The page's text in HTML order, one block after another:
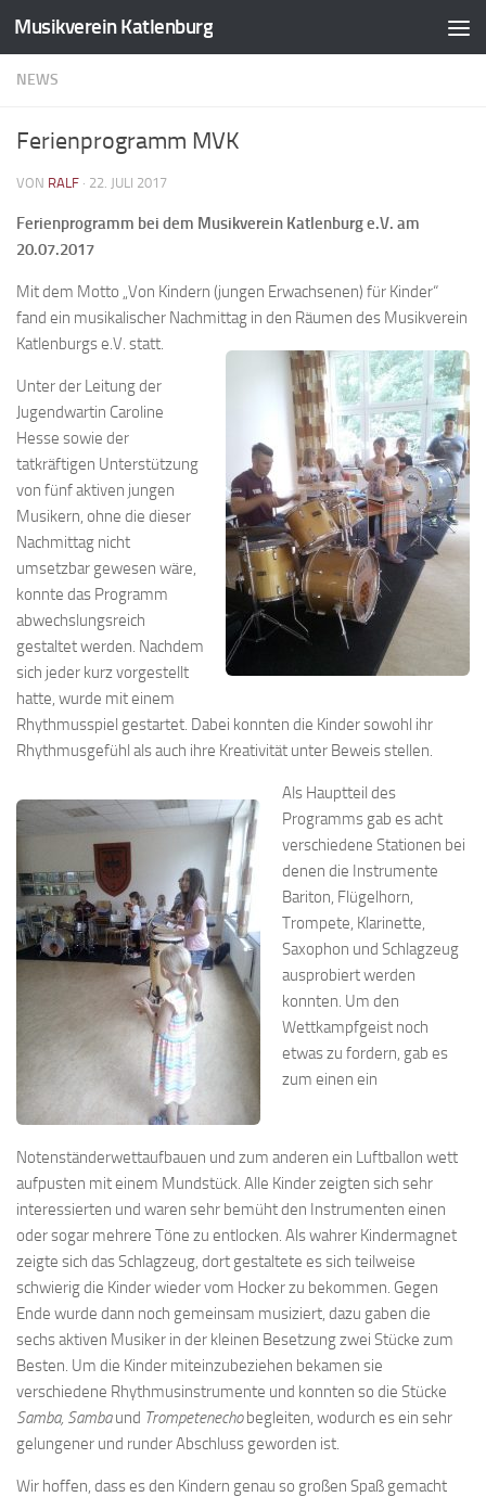
Zum Inhalt springen
Musikverein Katlenburg
NEWS
Ferienprogramm MVK
VON RALF · 22. JULI 2017
Ferienprogramm bei dem Musikverein Katlenburg e.V. am
20.07.2017
Mit dem Motto „Von Kindern (jungen Erwachsenen) für Kinder“
fand ein musikalischer Nachmittag in den Räumen des Musikverein
Katlenburgs e.V. statt.
Unter der Leitung der
Jugendwartin Caroline
Hesse sowie der
tatkräftigen Unterstützung
von fünf aktiven jungen
Musikern, ohne die dieser
Nachmittag nicht
umsetzbar gewesen wäre,
konnte das Programm
abwechslungsreich
gestaltet werden. Nachdem
sich jeder kurz vorgestellt
hatte, wurde mit einem
Rhythmusspiel gestartet. Dabei konnten die Kinder sowohl ihr
Rhythmusgefühl als auch ihre Kreativität unter Beweis stellen.
Als Hauptteil des
Programms gab es acht
verschiedene Stationen bei
denen die Instrumente
Bariton, Flügelhorn,
Trompete, Klarinette,
Saxophon und Schlagzeug
ausprobiert werden
konnten. Um den
Wettkampfgeist noch
etwas zu fordern, gab es
zum einen ein
Notenständerwettaufbauen und zum anderen ein Luftballon wett
aufpusten mit einem Mundstück. Alle Kinder zeigten sich sehr
interessierten und waren sehr bemüht den Instrumenten einen
oder sogar mehrere Töne zu entlocken. Als wahrer Kindermagnet
zeigte sich das Schlagzeug, dort gestaltete es sich teilweise
schwierig die Kinder wieder vom Hocker zu bekommen. Gegen
Ende wurde dann noch gemeinsam musiziert, dazu gaben die
sechs aktiven Musiker in der kleinen Besetzung zwei Stücke zum
Besten. Um die Kinder miteinzubeziehen bekamen sie
verschiedene Rhythmusinstrumente und konnten so die Stücke
Samba, Sambaund Trompetenechobegleiten, wodurch es ein sehr
gelungener und runder Abschluss geworden ist.
Wir hoffen, dass es den Kindern genau so großen Spaß gemacht